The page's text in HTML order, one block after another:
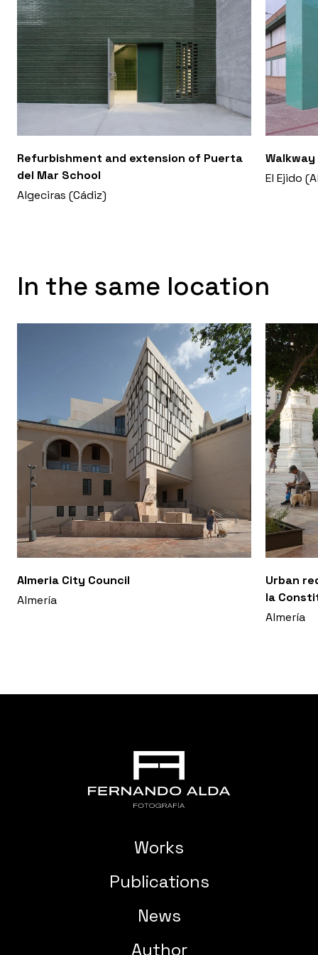
Refurbishment and extension of Puerta
del Mar School
Algeciras (Cádiz)
Walkway
El Ejido
In the same location
Almeria City Council
Almería
Urban
la
Almería
Works
Publications
News
Author